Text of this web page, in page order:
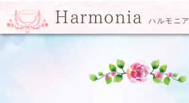
Harmonia ハルモニア